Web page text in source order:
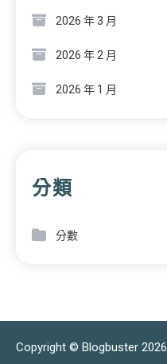
2026 年 3 月
2026 年 2 月
2026 年 1 月
分類
分數
Copyright © Blogbuster 2026